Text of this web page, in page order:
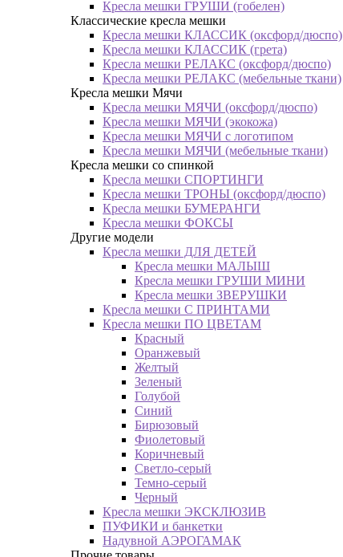
Кресла мешки ГРУШИ (гобелен)
Классические кресла мешки
Кресла мешки КЛАССИК (оксфорд/дюспо)
Кресла мешки КЛАССИК (грета)
Креслa мешки РЕЛАКС (оксфорд/дюспо)
Креслa мешки РЕЛАКС (мебельные ткани)
Кресла мешки Мячи
Кресла мешки МЯЧИ (оксфорд/дюспо)
Кресла мешки МЯЧИ (экокожа)
Кресла мешки МЯЧИ с логотипом
Кресла мешки МЯЧИ (мебельные ткани)
Кресла мешки со спинкой
Кресла мешки СПОРТИНГИ
Кресла мешки ТРОНЫ (оксфорд/дюспо)
Кресла мешки БУМЕРАНГИ
Кресла мешки ФОКСЫ
Другие модели
Кресла мешки ДЛЯ ДЕТЕЙ
Кресла мешки МАЛЫШ
Кресла мешки ГРУШИ МИНИ
Кресла мешки ЗВЕРУШКИ
Кресла мешки С ПРИНТАМИ
Кресла мешки ПО ЦВЕТАМ
Красный
Оранжевый
Желтый
Зеленый
Голубой
Синий
Бирюзовый
Фиолетовый
Коричневый
Светло-серый
Темно-серый
Черный
Кресла мешки ЭКСКЛЮЗИВ
ПУФИКИ и банкетки
Надувной АЭРОГАМАК